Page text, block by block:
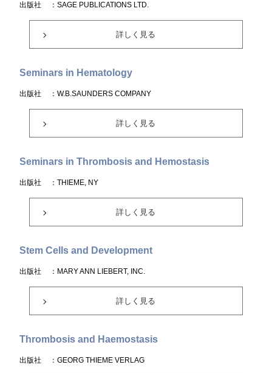
出版社 ：SAGE PUBLICATIONS LTD.
詳しく見る
Seminars in Hematology
出版社 ：W.B.SAUNDERS COMPANY
詳しく見る
Seminars in Thrombosis and Hemostasis
出版社 ：THIEME, NY
詳しく見る
Stem Cells and Development
出版社 ：MARY ANN LIEBERT, INC.
詳しく見る
Thrombosis and Haemostasis
出版社 ：GEORG THIEME VERLAG